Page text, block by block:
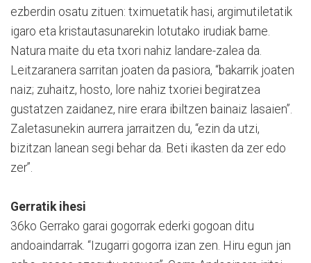
ezberdin osatu zituen: tximuetatik hasi, argimutiletatik
igaro eta kristautasunarekin lotutako irudiak barne.
Natura maite du eta txori nahiz landare-zalea da.
Leitzaranera sarritan joaten da pasiora, “bakarrik joaten
naiz; zuhaitz, hosto, lore nahiz txoriei begiratzea
gustatzen zaidanez, nire erara ibiltzen bainaiz lasaien”.
Zaletasunekin aurrera jarraitzen du, “ezin da utzi,
bizitzan lanean segi behar da. Beti ikasten da zer edo
zer”.
Gerratik ihesi
36ko Gerrako garai gogorrak ederki gogoan ditu
andoaindarrak. “Izugarri gogorra izan zen. Hiru egun jan